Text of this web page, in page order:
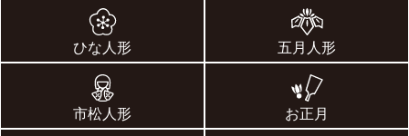
ひな人形 五月人形
市松人形 お正月